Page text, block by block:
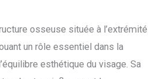
osseuse située à l’extrémité
un rôle essentiel dans la
esthétique du visage. Sa